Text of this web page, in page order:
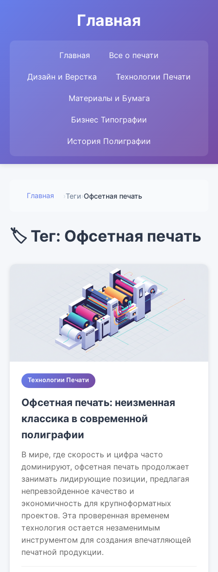
Главная
Главная Все о печати
Дизайн и Верстка Технологии Печати
Материалы и Бумага
Бизнес Типографии
История Полиграфии
Главная ›Теги›Офсетная печать
🏷️ Тег: Офсетная печать
Технологии Печати
Офсетная печать: неизменная
классика в современной
полиграфии
В мире, где скорость и цифра часто
доминируют, офсетная печать продолжает
занимать лидирующие позиции, предлагая
непревзойденное качество и
экономичность для крупноформатных
проектов. Эта проверенная временем
технология остается незаменимым
инструментом для создания впечатляющей
печатной продукции.